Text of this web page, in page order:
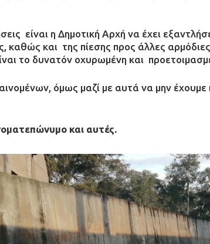
είναι η Δημοτική Αρχή να έχει
και της πίεσης προς άλλες
το δυνατόν οχυρωμένη και
όμως μαζί με αυτά να μην έχουμε
και αυτές.